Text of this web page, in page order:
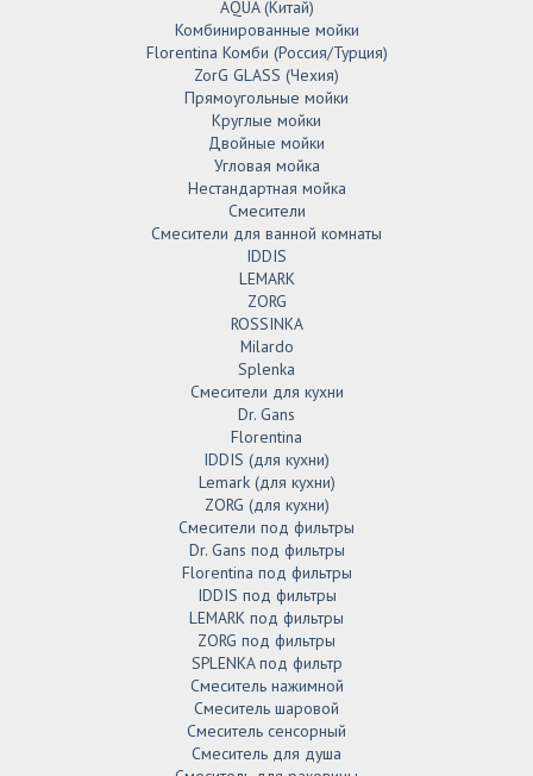
AQUA (Китай)
Комбинированные мойки
Florentina Комби (Россия/Турция)
ZorG GLASS (Чехия)
Прямоугольные мойки
Круглые мойки
Двойные мойки
Угловая мойка
Нестандартная мойка
Смесители
Смесители для ванной комнаты
IDDIS
LEMARK
ZORG
ROSSINKA
Milardo
Splenka
Смесители для кухни
Dr. Gans
Florentina
IDDIS (для кухни)
Lemark (для кухни)
ZORG (для кухни)
Смесители под фильтры
Dr. Gans под фильтры
Florentina под фильтры
IDDIS под фильтры
LEMARK под фильтры
ZORG под фильтры
SPLENKA под фильтр
Смеситель нажимной
Смеситель шаровой
Смеситель сенсорный
Смеситель для душа